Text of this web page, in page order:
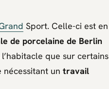
Sport. Celle-ci est en
de porcelaine de Berlin
que sur certains
un travail